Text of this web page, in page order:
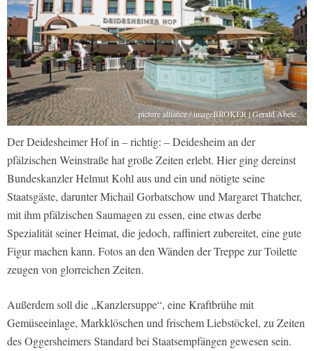
picture alliance / imageBROKER | Gerald Abele
Der Deidesheimer Hof in – richtig: – Deidesheim an der
pfälzischen Weinstraße hat große Zeiten erlebt. Hier ging dereinst
Bundeskanzler Helmut Kohl aus und ein und nötigte seine
Staatsgäste, darunter Michail Gorbatschow und Margaret Thatcher,
mit ihm pfälzischen Saumagen zu essen, eine etwas derbe
Spezialität seiner Heimat, die jedoch, raffiniert zubereitet, eine gute
Figur machen kann. Fotos an den Wänden der Treppe zur Toilette
zeugen von glorreichen Zeiten.
Außerdem soll die „Kanzlersuppe“, eine Kraftbrühe mit
Gemüseeinlage, Markklöschen und frischem Liebstöckel, zu Zeiten
des Oggersheimers Standard bei Staatsempfängen gewesen sein.